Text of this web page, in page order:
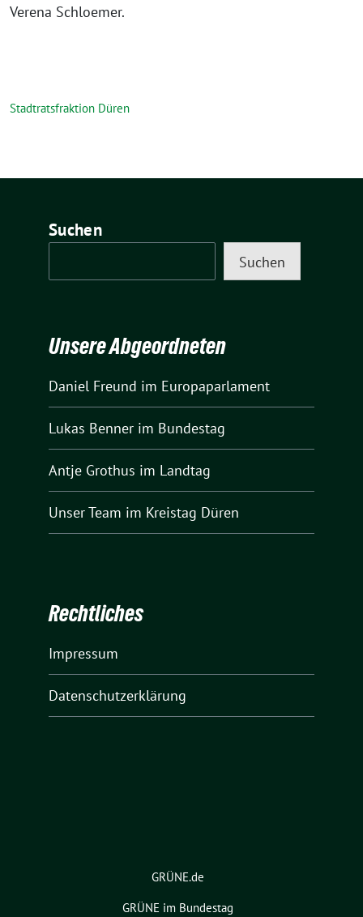
Verena Schloemer.
Stadtratsfraktion Düren
Suchen
Suchen
Unsere Abgeordneten
Daniel Freund im Europaparlament
Lukas Benner im Bundestag
Antje Grothus im Landtag
Unser Team im Kreistag Düren
Rechtliches
Impressum
Datenschutzerklärung
GRÜNE.de
GRÜNE im Bundestag